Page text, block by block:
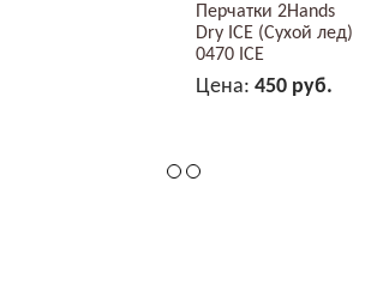
Перчатки 2Hands
Dry ICE (Сухой лед)
0470 ICE
Цена: 450 руб.